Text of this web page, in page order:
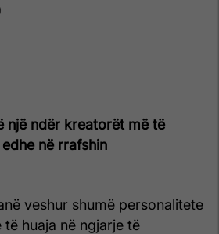
një ndër kreatorët më të
në rrafshin
veshur shumë personalitete
huaja në ngjarje të